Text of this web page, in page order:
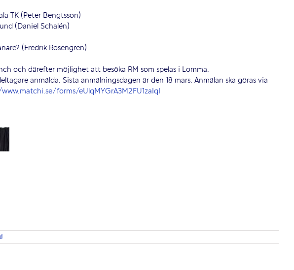
TK (Peter Bengtsson)
(Daniel Schalén)
(Fredrik Rosengren)
och därefter möjlighet att besöka RM som spelas i Lomma.
anmälda. Sista anmälningsdagen är den 18 mars. Anmälan ska göras via
forms/eUlqMYGrA3M2FU1zaIqI